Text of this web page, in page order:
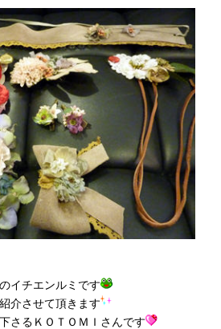
イチエンルミです
介させて頂きます
さるＫＯＴＯＭＩさんです